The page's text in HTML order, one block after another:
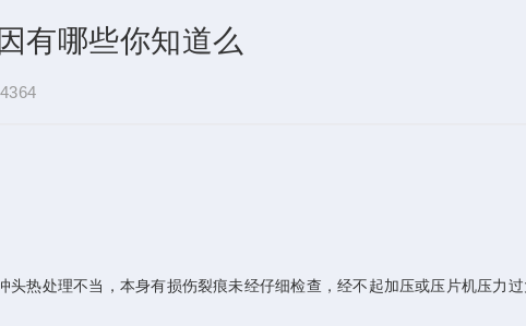
有哪些你知道么
处理不当，本身有损伤裂痕未经仔细检查，经不起加压或压片机压力过